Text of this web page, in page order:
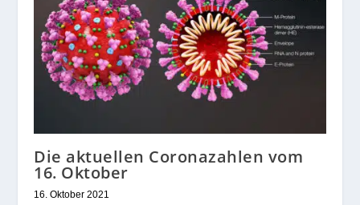
Die aktuellen Coronazahlen vom
16. Oktober
16. Oktober 2021